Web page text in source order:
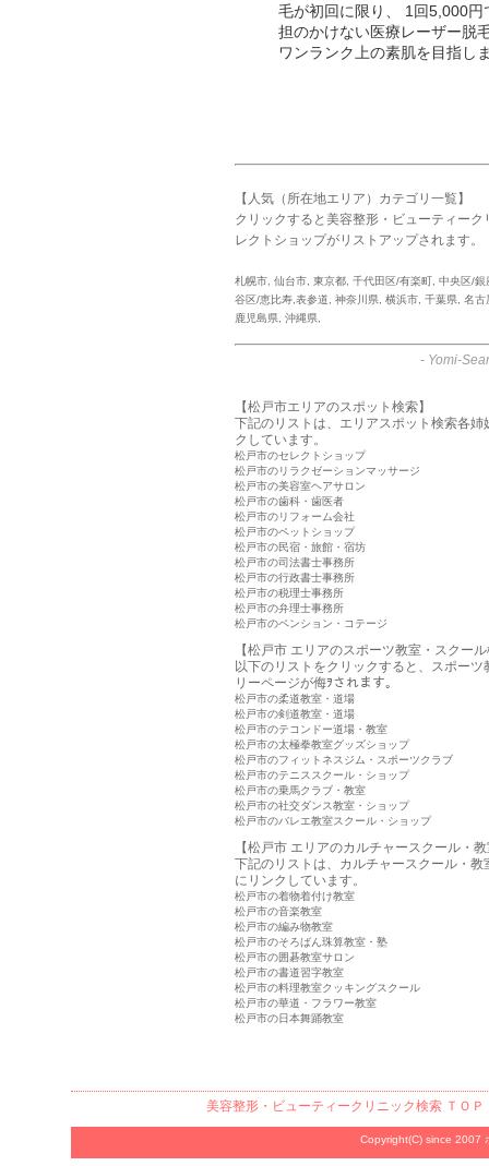
毛が初回に限り、 1回5,000
担のかけない医療レーザー脱
ワンランク上の素肌を目指し
【人気（所在地エリア）カテゴリ一覧】
クリックすると美容整形・ビューティー
レクトショップがリストアップされます。
札幌市 仙台市 東京都 千代田区/有楽町 中央区/銀
谷区/恵比寿,表参道
神奈川県 横浜市 千葉県 名古
鹿児島県 沖縄県
- Yomi-
【松戸市エリアのスポット検索】
下記のリストは、エリアスポット検索各
クしています。
松戸市のセレクトショップ
松戸市のリラクゼーションマッサージ
松戸市の美容室ヘアサロン
松戸市の歯科・歯医者
松戸市のリフォーム会社
松戸市のペットショップ
松戸市の民宿・旅館・宿坊
松戸市の司法書士事務所
松戸市の行政書士事務所
松戸市の税理士事務所
松戸市の弁理士事務所
松戸市のペンション・コテージ
【松戸市 エリアのスポーツ教室・スクー
以下のリストをクリックすると、スポー
リーページが侮ｦされます。
松戸市の柔道教室・道場
松戸市の剣道教室・道場
松戸市のテコンドー道場・教室
松戸市の太極拳教室グッズショップ
松戸市のフィットネスジム・スポーツクラブ
松戸市のテニススクール・ショップ
松戸市の乗馬クラブ・教室
松戸市の社交ダンス教室・ショップ
松戸市のバレエ教室スクール・ショップ
【松戸市 エリアのカルチャースクール・
下記のリストは、カルチャースクール・
にリンクしています。
松戸市の着物着付け教室
松戸市の音楽教室
松戸市の編み物教室
松戸市のそろばん珠算教室・塾
松戸市の囲碁教室サロン
松戸市の書道習字教室
松戸市の料理教室クッキングスクール
松戸市の華道・フラワー教室
松戸市の日本舞踊教室
美容整形・ビューティークリニック検索ＴＯＰ
Copyright(C) since 2007